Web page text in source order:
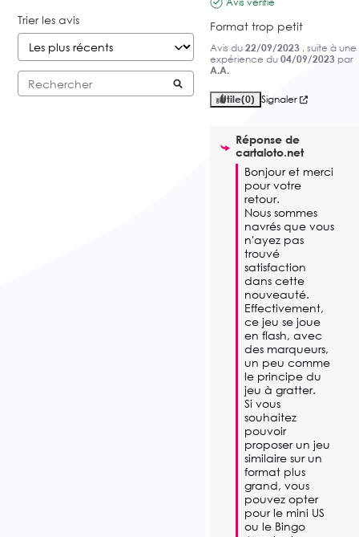
Trier les avis Format trop petit
Avis du 22/09/2023 , suite à une
expérience du 04/09/2023 par
A.A.
Utile(0) Signaler
Réponse de
cartaloto.net
Bonjour et merci
pour votre
retour.
Nous sommes
navrés que vous
n'ayez pas
trouvé
satisfaction
dans cette
nouveauté.
Effectivement,
ce jeu se joue
en flash, avec
des marqueurs,
un peu comme
le principe du
jeu à gratter.
Si vous
souhaitez
pouvoir
proposer un jeu
similaire sur un
format plus
grand, vous
pouvez opter
pour le mini US
ou le Bingo